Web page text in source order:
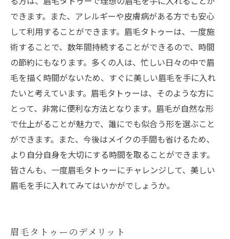
できます。また、アレルギーや皮膚病がある方でも安心
して利用することができます。眉毛タトゥーは、一度施
術することで、数年間持続することができるので、時間
の節約にもなります。多くの人は、忙しい日々の中で眉
毛を描く時間がないため、すぐに美しい眉毛を手に入れ
たいと考えています。眉毛タトゥーは、そのような方に
とって、非常に便利な方法となります。眉毛が自然な形
で仕上がることが魅力で、誰にでも似合う形を選ぶこと
ができます。また、今後はメイクの手間も省けるため、
より自分自身を大切にする時間を取ることができます。
皆さんも、一度眉毛タトゥーにチャレンジして、美しい
眉毛を手に入れてみてはいかがでしょうか。
眉毛タトゥーのデメリット